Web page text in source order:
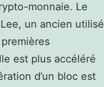
monnaie. Le
un ancien utilisé
est plus accéléré
d’un bloc est